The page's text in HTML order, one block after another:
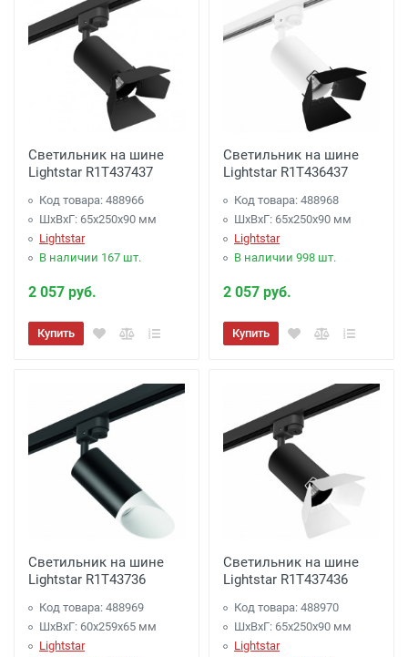
Светильник на шине
Lightstar R1T437437
Код товара: 488966
ШхВхГ: 65x250x90 мм
Lightstar
В наличии 167 шт.
2 057 руб.
Купить
Светильник на шине
Lightstar R1T436437
Код товара: 488968
ШхВхГ: 65x250x90 мм
Lightstar
В наличии 998 шт.
2 057 руб.
Купить
Светильник на шине
Lightstar R1T43736
Код товара: 488969
ШхВхГ: 60x259x65 мм
Lightstar
Светильник на шине
Lightstar R1T437436
Код товара: 488970
ШхВхГ: 65x250x90 мм
Lightstar